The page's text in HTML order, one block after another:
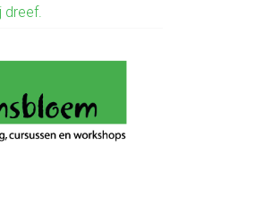
dreef.